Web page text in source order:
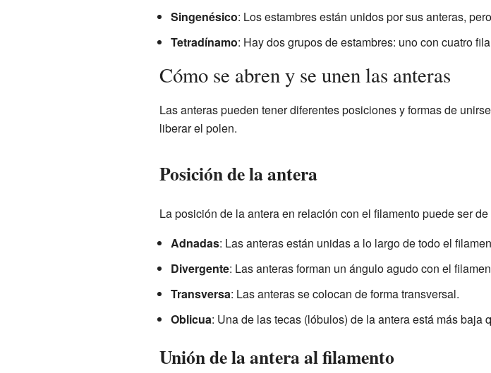
Singenésico: Los estambres están unidos por sus anteras,
Tetradínamo: Hay dos grupos de estambres: uno con cuatro
Cómo se abren y se unen las anteras
Las anteras pueden tener diferentes posiciones y formas de
liberar el polen.
Posición de la antera
La posición de la antera en relación con el filamento puede ser
Adnadas: Las anteras están unidas a lo largo de todo el
Divergente: Las anteras forman un ángulo agudo con el
Transversa: Las anteras se colocan de forma transversal.
Oblicua: Una de las tecas (lóbulos) de la antera está más baja
Unión de la antera al filamento